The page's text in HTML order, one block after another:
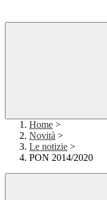
Home >
Novità >
Le notizie >
PON 2014/2020